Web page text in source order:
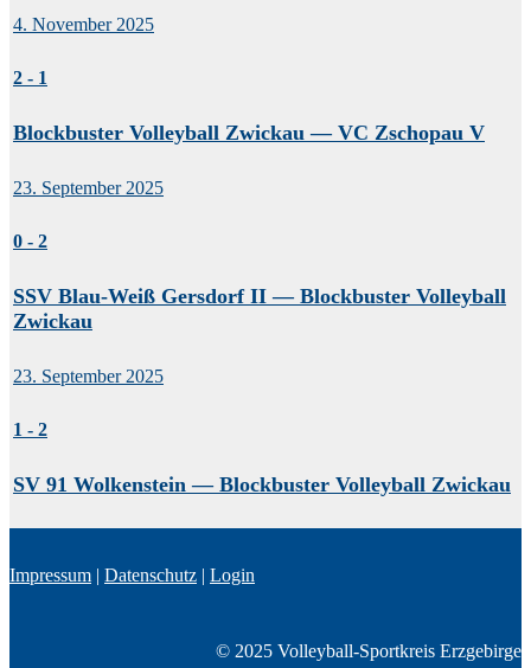
4. November 2025
2 - 1
Blockbuster Volleyball Zwickau — VC Zschopau V
23. September 2025
0 - 2
SSV Blau-Weiß Gersdorf II — Blockbuster Volleyball
Zwickau
23. September 2025
1 - 2
SV 91 Wolkenstein — Blockbuster Volleyball Zwickau
Impressum | Datenschutz | Login
© 2025 Volleyball-Sportkreis Erzgebirge